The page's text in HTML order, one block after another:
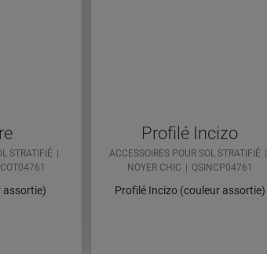
STRATIFIÉ
assortie)
Profilé Incizo
ACCESSOIRES POUR SOL STRATIFIÉ
NOYER CHIC
QSINCP04761
Profilé Incizo (couleur assortie)